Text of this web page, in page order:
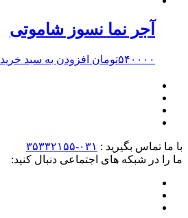
آجر نما نسوز شاموتی
۵۴۰۰۰۰تومان افزودن به سبد خرید
با ما تماس بگیرید : ۰۳۱-۳۵۳۳۲۱۵۵
ما را در شبکه های اجتماعی دنبال کنید: